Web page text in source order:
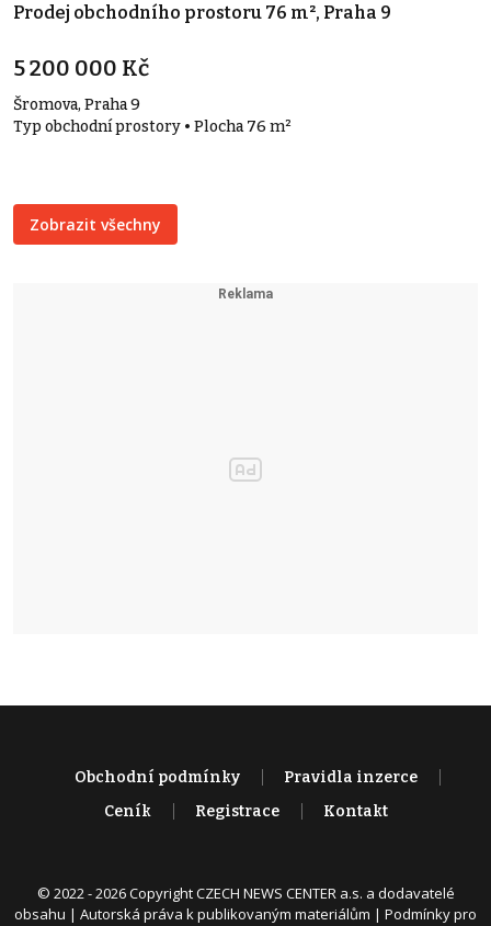
Prodej obchodního prostoru 76 m², Praha 9
5 200 000 Kč
Šromova, Praha 9
Typ obchodní prostory • Plocha 76 m²
Zobrazit všechny
Obchodní podmínky
Pravidla inzerce
Ceník
Registrace Kontakt
© 2022 - 2026 Copyright CZECH NEWS CENTER a.s. a dodavatelé
obsahu | Autorská práva k publikovaným materiálům | Podmínky pro